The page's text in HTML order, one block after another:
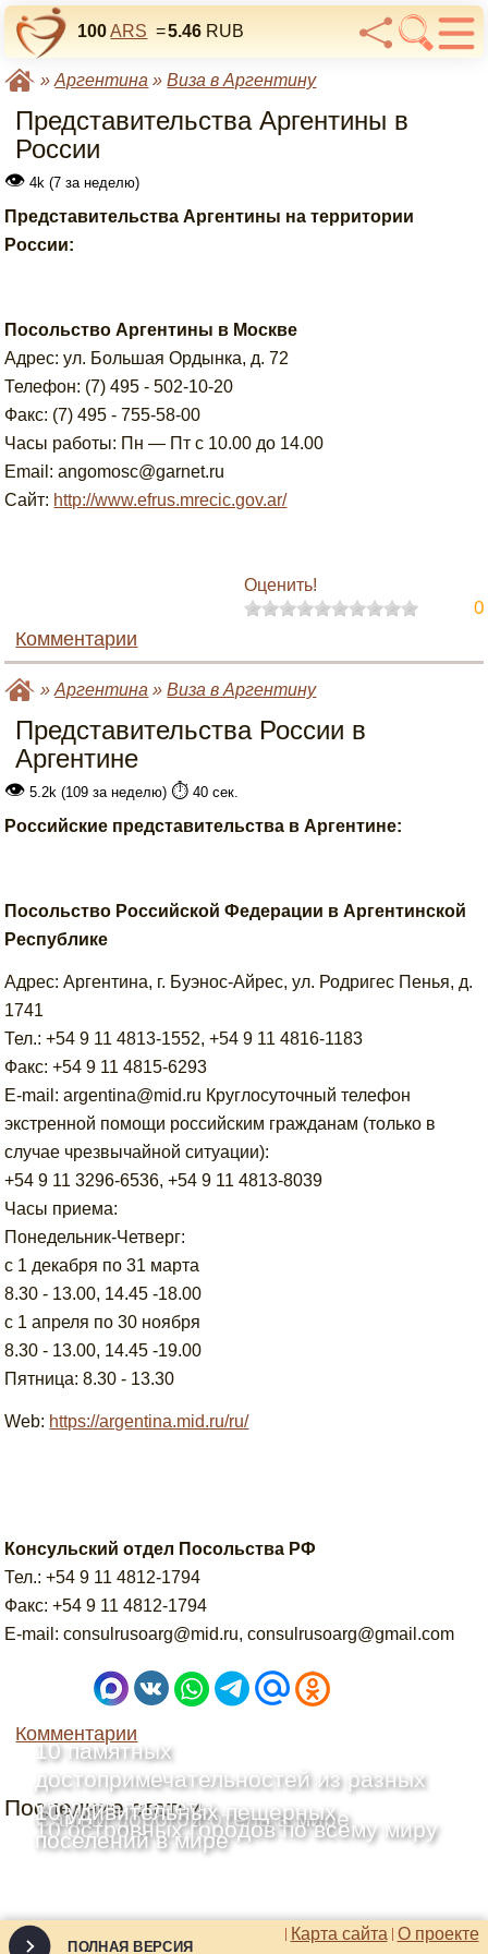
100 ARS =5.46 RUB
»Аргентина »Виза в Аргентину
Представительства Аргентины в
России
👁 4k (7 за неделю)
Представительства Аргентины на территории
России:
Посольство Аргентины в Москве
Адрес: ул. Большая Ордынка, д. 72
Телефон: (7) 495 - 502-10-20
Факс: (7) 495 - 755-58-00
Часы работы: Пн — Пт с 10.00 до 14.00
Email: angomosc@garnet.ru
Сайт: http://www.efrus.mrecic.gov.ar/
Оценить!
0
Комментарии
»Аргентина »Виза в Аргентину
Представительства России в
Аргентине
👁 5.2k (109 за неделю) ⏱️ 40 сек.
Российские представительства в Аргентине:
Посольство Российской Федерации в Аргентинской
Республике
Адрес: Аргентина, г. Буэнос-Айрес, ул. Родригес Пенья, д.
1741
Тел.: +54 9 11 4813-1552, +54 9 11 4816-1183
Факс: +54 9 11 4815-6293
E-mail: argentina@mid.ru Круглосуточный телефон
экстренной помощи российским гражданам (только в
случае чрезвычайной ситуации):
+54 9 11 3296-6536, +54 9 11 4813-8039
Часы приема:
Понедельник-Четверг:
с 1 декабря по 31 марта
8.30 - 13.00, 14.45 -18.00
с 1 апреля по 30 ноября
8.30 - 13.00, 14.45 -19.00
Пятница: 8.30 - 13.30
Web: https://argentina.mid.ru/ru/
Консульский отдел Посольства РФ
Тел.: +54 9 11 4812-1794
Факс: +54 9 11 4812-1794
E-mail: consulrusoarg@mid.ru, consulrusoarg@gmail.com
Комментарии
Последние статьи
10 памятных
достопримечательностей из разных
уголков планеты
Самый дорогой отель в мире
10 островных городов по всему миру
10 удивительных пещерных
поселений в мире
О проекте
Карта сайта
ПОЛНАЯ ВЕРСИЯ